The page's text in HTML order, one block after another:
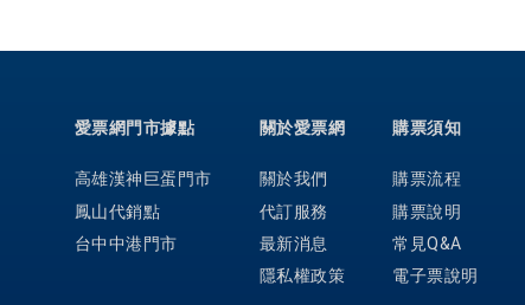
購票須知
購票流程
購票說明
常見Q&A
電子票說明
關於愛票網
關於我們
代訂服務
最新消息
隱私權政策
愛票網門市據點
高雄漢神巨蛋門市
鳳山代銷點
台中中港門市